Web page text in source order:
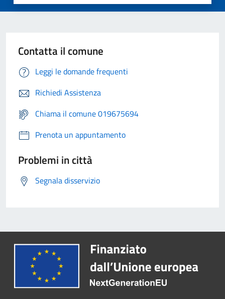
Contatta il comune
Leggi le domande frequenti
Richiedi Assistenza
Chiama il comune 019675694
Prenota un appuntamento
Problemi in città
Segnala disservizio